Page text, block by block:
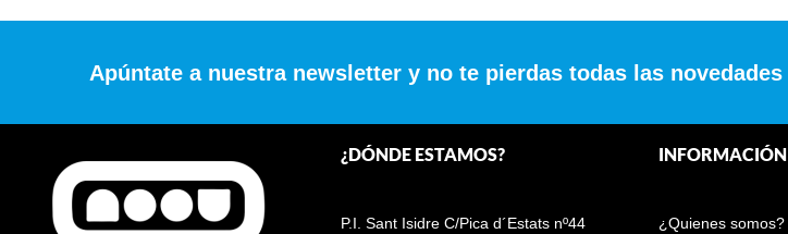
Apúntate a nuestra newsletter y no te pierdas todas las novedades
¿DÓNDE ESTAMOS?
P.I. Sant Isidre C/Pica d´Estats nº44
INFORMACIÓN
¿Quienes somos?